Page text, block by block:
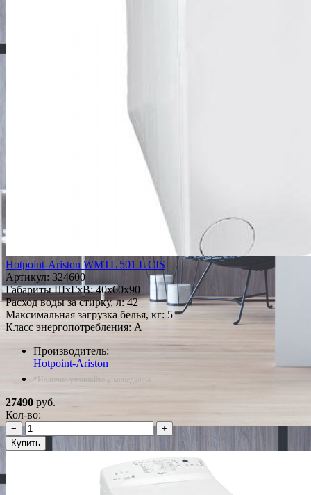
Hotpoint-Ariston WMTL 501 L CIS
Артикул: 324600
Габариты ШxГxВ: 40x60x90
Расход воды за стирку, л: 42
Максимальная загрузка белья, кг: 5
Класс энергопотребления: A
Производитель:
Hotpoint-Ariston
*Наличие уточняйте у менеджера
27490 руб.
Кол-во:
−
+
Купить